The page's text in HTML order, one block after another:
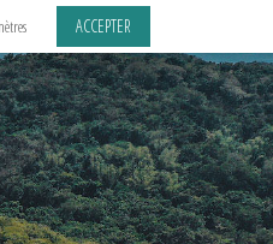
ACCEPTER